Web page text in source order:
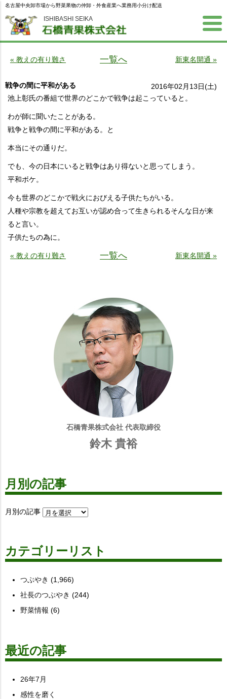
ISHIBASHI SEIKA
名古屋中央卸市場から野菜果物の仲卸・外食産業へ業務用小分け配送
« 教えの有り難さ 一覧へ 新東名開通 »
戦争の間に平和がある
2016年02月13日(土)
池上彰氏の番組で世界のどこかで戦争は起こっていると。
わが師に聞いたことがある。
戦争と戦争の間に平和がある。と
本当にその通りだ。
でも、今の日本にいると戦争はあり得ないと思ってしまう。
平和ボケ。
今も世界のどこかで戦火におびえる子供たちがいる。
人種や宗教を超えてお互いが認め合って生きられるそんな日が来
ると言い。
子供たちの為に。
« 教えの有り難さ 一覧へ 新東名開通 »
石橋青果株式会社 代表取締役
鈴木 貴裕
月別の記事
月別の記事
カテゴリーリスト
つぶやき (1,966)
社長のつぶやき (244)
野菜情報 (6)
最近の記事
26年7月
感性を磨く